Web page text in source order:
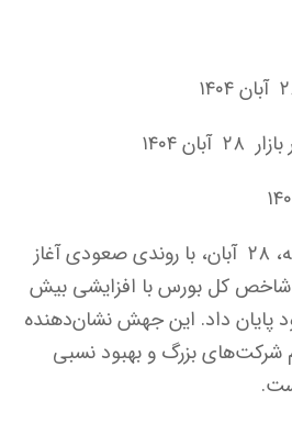
۱۴۰۴
بازار بورس امروز چهارشنبه، ۲۸ آبان، با روندی صعودی آغاز
شاخص کل بورس با افزایشی بیش
خود پایان داد. این جهش نشان‌دهنده
شرکت‌های بزرگ و بهبود نسبی